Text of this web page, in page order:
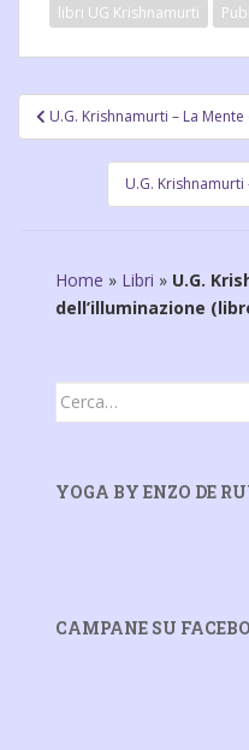
libri UG Krishnamurti
Navigazione
articoli
U.G. Krishnamurti – La
U.G.
Home » Libri » U.G.
dell’illuminazione
Cerca:
YOGA BY ENZO DE
CAMPANE SU